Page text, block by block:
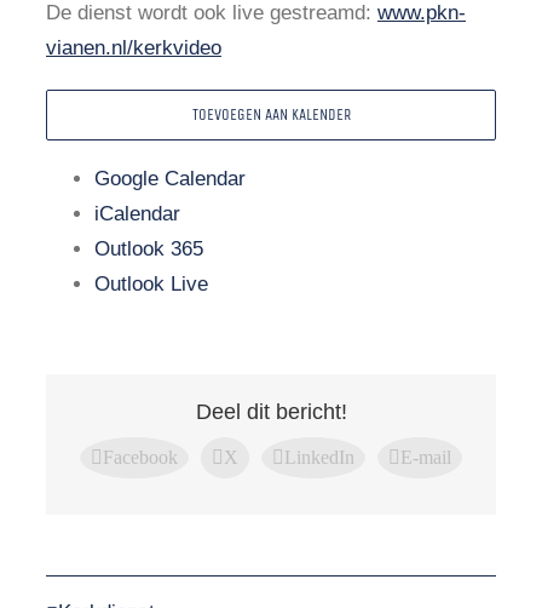
De dienst wordt ook live gestreamd: www.pkn-
vianen.nl/kerkvideo
TOEVOEGEN AAN KALENDER
Google Calendar
iCalendar
Outlook 365
Outlook Live
Deel dit bericht!
Facebook X LinkedIn E-mail